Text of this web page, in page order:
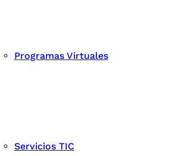
Programas Virtuales
Servicios TIC